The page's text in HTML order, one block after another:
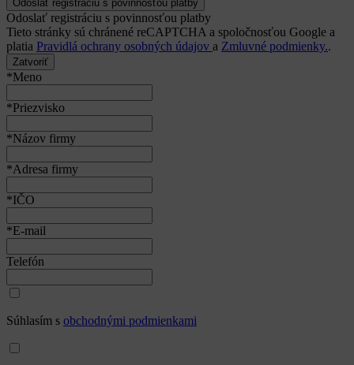
Odoslať registráciu s povinnosťou platby
Tieto stránky sú chránené reCAPTCHA a spoločnosťou Google a
platia Pravidlá ochrany osobných údajov a Zmluvné podmienky..
Zatvoriť
*Meno
*Priezvisko
*Názov firmy
*Adresa firmy
*IČO
*E-mail
Telefón
Súhlasím s obchodnými podmienkami